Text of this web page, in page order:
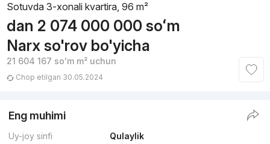
Sotuvda 3-xonali kvartira, 96 m²
dan 2 074 000 000 soʻm
Narx so'rov bo'yicha
21 604 167 soʻmm² uchun
Chop etilgan 30.05.2024
Eng muhimi
Uy-joy sinfi
Qulaylik